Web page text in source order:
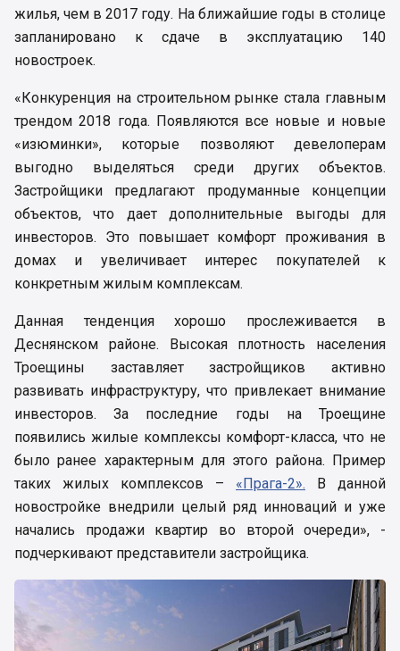
жилья, чем в 2017 году. На ближайшие годы в столице
запланировано к сдаче в эксплуатацию 140
новостроек.
«Конкуренция на строительном рынке стала главным
трендом 2018 года. Появляются все новые и новые
«изюминки», которые позволяют девелоперам
выгодно выделяться среди других объектов.
Застройщики предлагают продуманные концепции
объектов, что дает дополнительные выгоды для
инвесторов. Это повышает комфорт проживания в
домах и увеличивает интерес покупателей к
конкретным жилым комплексам.
Данная тенденция хорошо прослеживается в
Деснянском районе. Высокая плотность населения
Троещины заставляет застройщиков активно
развивать инфраструктуру, что привлекает внимание
инвесторов. За последние годы на Троещине
появились жилые комплексы комфорт-класса, что не
было ранее характерным для этого района. Пример
таких жилых комплексов – «Прага-2». В данной
новостройке внедрили целый ряд инноваций и уже
начались продажи квартир во второй очереди», -
подчеркивают представители застройщика.